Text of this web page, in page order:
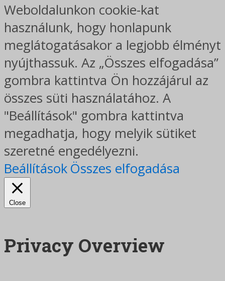
Weboldalunkon cookie-kat
használunk, hogy honlapunk
meglátogatásakor a legjobb élményt
nyújthassuk. Az „Összes elfogadása”
gombra kattintva Ön hozzájárul az
összes süti használatához. A
"Beállítások" gombra kattintva
megadhatja, hogy melyik sütiket
szeretné engedélyezni.
Beállítások Összes elfogadása
Close
Privacy Overview